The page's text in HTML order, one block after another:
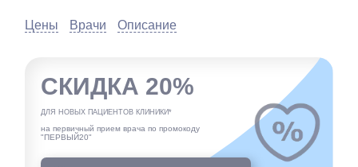
Цены Врачи Описание
СКИДКА 20%
ДЛЯ НОВЫХ ПАЦИЕНТОВ КЛИНИКИ*
на первичный прием врача по промокоду
"ПЕРВЫЙ20"